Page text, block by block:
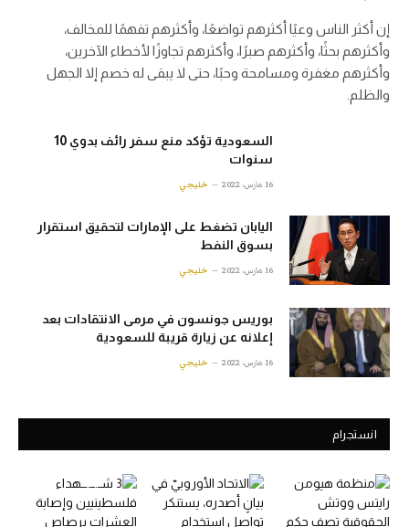
إن أكثر الناس وعيًا أكثرهم تواضعًا، وأكثرهم تفهمًا للمخالف،
وأكثرهم بحثًا، وأكثرهم صبرًا، وأكثرهم تجاوزًا لأخطاء الآخرين،
وأكثرهم مغفرة ومسامحة وحبًا، حتى لا يبقى له خصم إلا الجهل
والظلم.
السعودية تؤكد منع سفر رائف بدوي 10
سنوات
16 مارس، 2022 خليجي
اليابان تضغط على الإمارات لتحقيق استقرار
بسوق النفط
16 مارس، 2022 خليجي
بوريس جونسون في مرمى الانتقادات بعد
إعلانه عن زيارة قريبة للسعودية
16 مارس، 2022 خليجي
انستجرام